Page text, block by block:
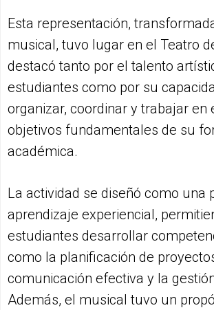
Esta representación,
musical, tuvo lugar en el Teatro
destacó tanto por el talento
estudiantes como por su
organizar, coordinar y trabajar en
objetivos fundamentales de su
académica.
La actividad se diseñó como una
aprendizaje experiencial,
estudiantes desarrollar
como la planificación de
comunicación efectiva y la
Además, el musical tuvo un